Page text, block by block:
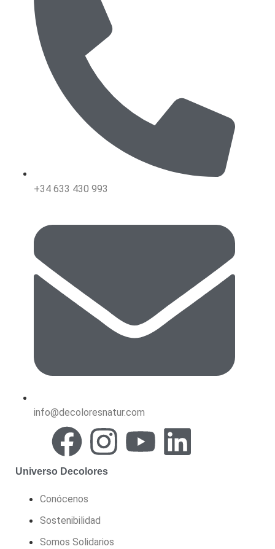
+34 633 430 993
info@decoloresnatur.com
Universo Decolores
Conócenos
Sostenibilidad
Somos Solidarios